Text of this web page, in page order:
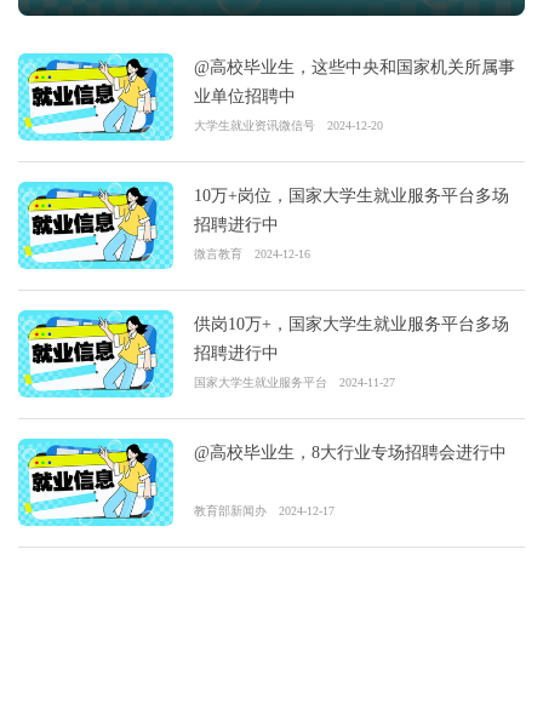
@高校毕业生，这些中央和国家机关所属事
业单位招聘中
大学生就业资讯微信号 2024-12-20
10万+岗位，国家大学生就业服务平台多场
招聘进行中
微言教育 2024-12-16
供岗10万+，国家大学生就业服务平台多场
招聘进行中
国家大学生就业服务平台 2024-11-27
@高校毕业生，8大行业专场招聘会进行中
教育部新闻办 2024-12-17